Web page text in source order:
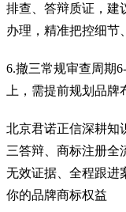
排查、答辩质证，建
办理，精准把控细节
6.撤三常规审查周期
上，需提前规划品牌
北京君诺正信深耕知
三答辩、商标注册全
无效证据、全程跟进
你的品牌商标权益